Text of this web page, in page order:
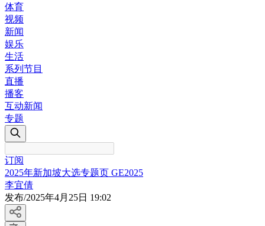
体育
视频
新闻
娱乐
生活
系列节目
直播
播客
互动新闻
专题
订阅
2025年新加坡大选专题页 GE2025
李宜倩
发布/2025年4月25日 19:02